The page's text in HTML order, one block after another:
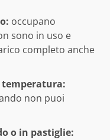
occupano
sono in uso e
completo anche
temperatura:
non puoi
o in pastiglie: